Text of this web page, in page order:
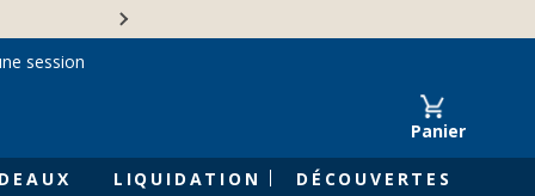
Panier
LIQUIDATION DÉCOUVERTES
session